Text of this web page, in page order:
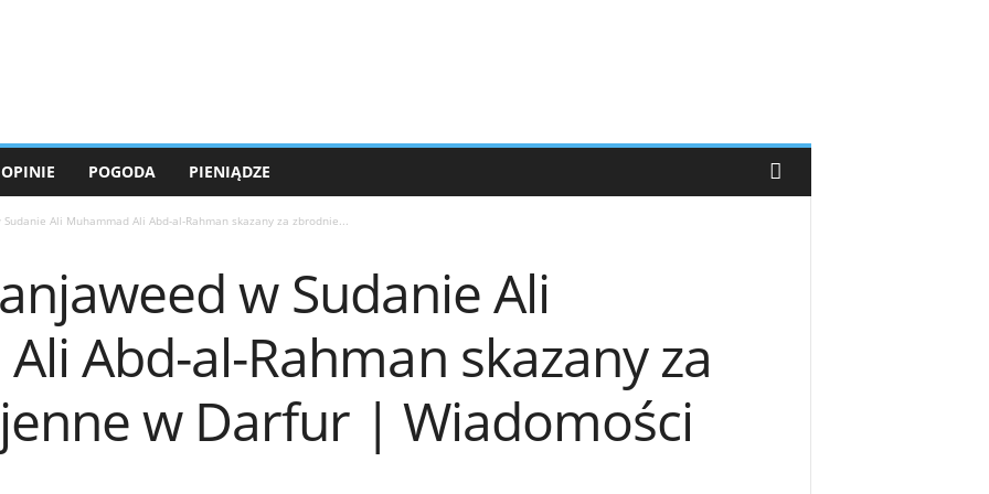
OPINIE POGODA PIENIĄDZE
Ali Muhammad Ali Abd-al-Rahman skazany za zbrodnie...
w Sudanie Ali
Abd-al-Rahman skazany za
w Darfur | Wiadomości